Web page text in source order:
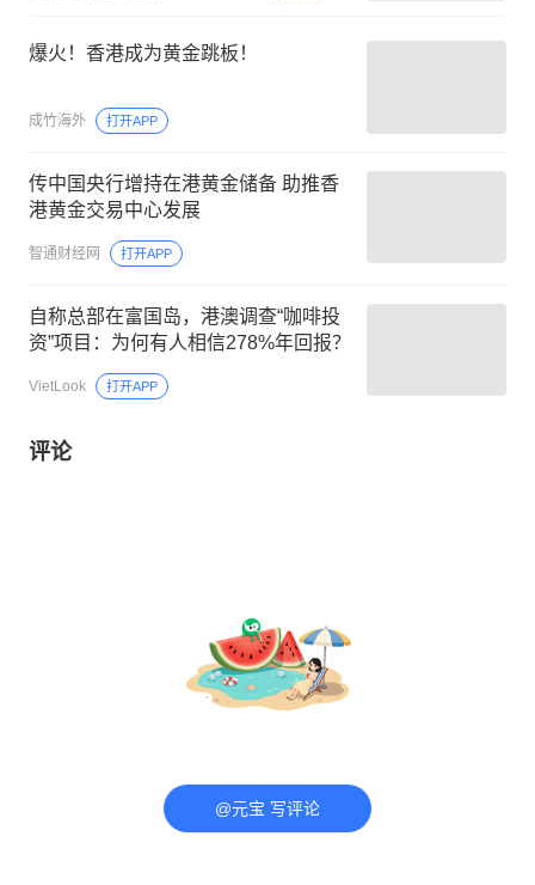
爆火！香港成为黄金跳板！
成竹海外 打开APP
传中国央行增持在港黄金储备 助推香
港黄金交易中心发展
智通财经网 打开APP
自称总部在富国岛，港澳调查“咖啡投
资”项目：为何有人相信278%年回报？
VietLook 打开APP
评论
@元宝 写评论